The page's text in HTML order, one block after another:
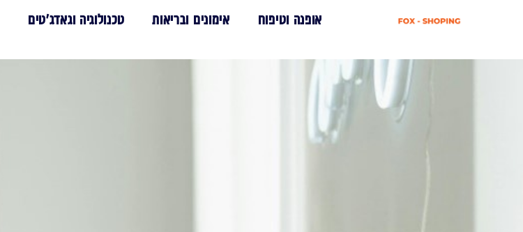
אופנה וטיפוח אימונים ובריאות טכנולוגיה וגאדג'טים